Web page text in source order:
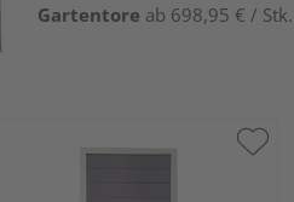
Gartentore ab 698,95 € / Stk.